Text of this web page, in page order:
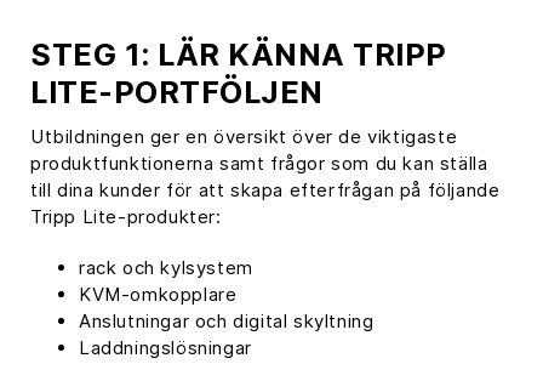
STEG 1: LÄR KÄNNA TRIPP
LITE-PORTFÖLJEN
Utbildningen ger en översikt över de viktigaste
produktfunktionerna samt frågor som du kan ställa
till dina kunder för att skapa efterfrågan på följande
Tripp Lite-produkter:
rack och kylsystem
KVM-omkopplare
Anslutningar och digital skyltning
Laddningslösningar